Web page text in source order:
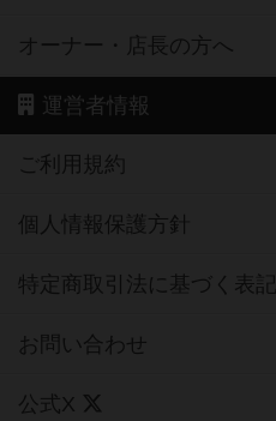
オーナー・店長の方へ
運営者情報
ご利用規約
個人情報保護方針
特定商取引法に基づく表記
お問い合わせ
公式X